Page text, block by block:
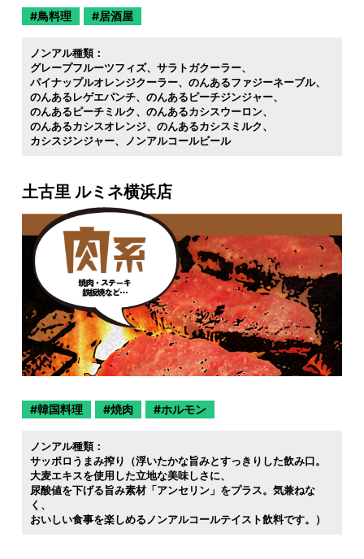
鳥料理 居酒屋
ノンアル種類：
グレープフルーツフィズ
サラトガクーラー
パイナップルオレンジクーラー
のんあるファジーネーブル
のんあるレゲエパンチ
のんあるピーチジンジャー
のんあるピーチミルク
のんあるカシスウーロン
のんあるカシスオレンジ
のんあるカシスミルク
カシスジンジャー
ノンアルコールビール
土古里 ルミネ横浜店
韓国料理 焼肉 ホルモン
ノンアル種類：
サッポロうまみ搾り（浮いたかな旨みとすっきりした飲み口。
大麦エキスを使用した立地な美味しさに
尿酸値を下げる旨み素材「アンセリン」をプラス。気兼ねな
く
おいしい食事を楽しめるノンアルコールテイスト飲料です。）